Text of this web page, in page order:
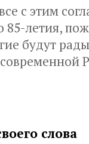
с этим
85-летия,
будут
слова